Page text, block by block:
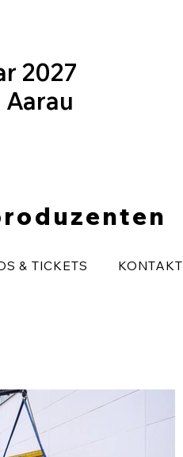
2027
& TICKETS KONTAKT